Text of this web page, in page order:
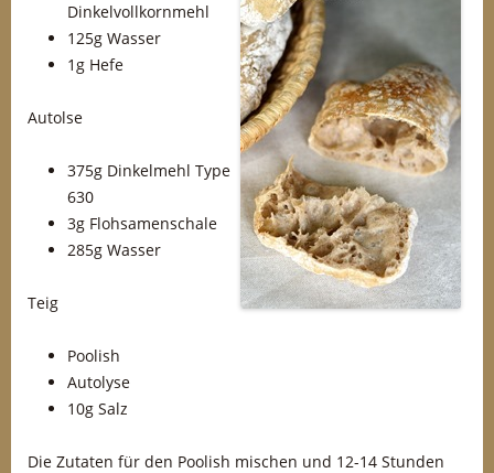
Dinkelvollkornmehl
125g Wasser
1g Hefe
Autolse
375g Dinkelmehl Type
630
3g Flohsamenschale
285g Wasser
Teig
Poolish
Autolyse
10g Salz
Die Zutaten für den Poolish mischen und 12-14 Stunden